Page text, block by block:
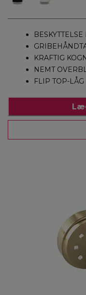
KRAFTIG
NEMT
FLIP TOP-LÅG